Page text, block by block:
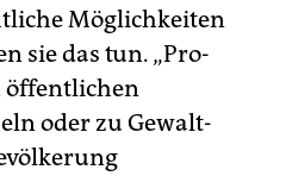
Möglichkeiten
sie das tun. „Pro-
öffentlichen
oder zu Gewalt-